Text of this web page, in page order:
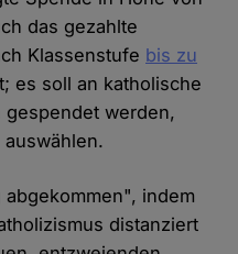
das gezahlte
Klassenstufe bis zu
es soll an katholische
werden,
indem
distanziert